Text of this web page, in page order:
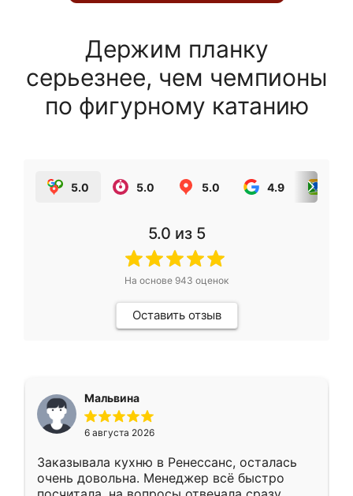
Держим планку
серьезнее, чем чемпионы
по фигурному катанию
5.0 5.0 5.0 4.9
5.0 из 5
На основе 943 оценок
Оставить отзыв
Мальвина
6 августа 2026
Заказывала кухню в Ренессанс, осталась
очень довольна. Менеджер всё быстро